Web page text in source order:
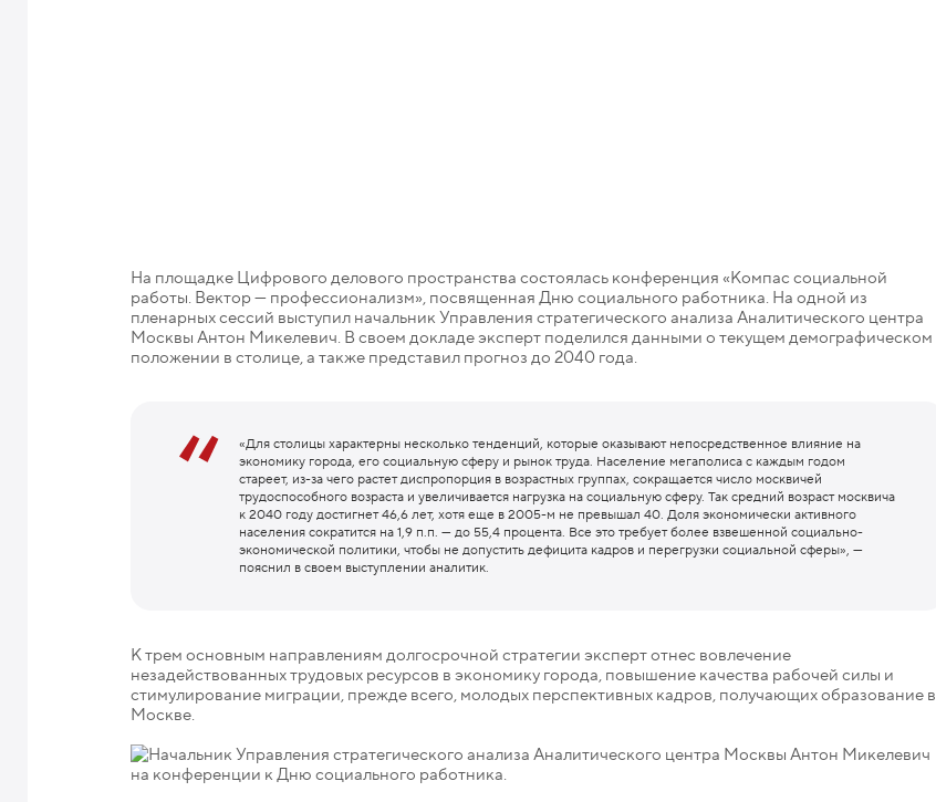
На площадке Цифрового делового пространства состоялась конференция «Компас социальной
работы. Вектор — профессионализм», посвященная Дню социального работника. На одной из
пленарных сессий выступил начальник Управления стратегического анализа Аналитического центра
Москвы Антон Микелевич. В своем докладе эксперт поделился данными о текущем демографическом
положении в столице, а также представил прогноз до 2040 года.
«Для столицы характерны несколько тенденций, которые оказывают непосредственное влияние на
экономику города, его социальную сферу и рынок труда. Население мегаполиса с каждым годом
стареет, из-за чего растет диспропорция в возрастных группах, сокращается число москвичей
трудоспособного возраста и увеличивается нагрузка на социальную сферу. Так средний возраст москвича
к 2040 году достигнет 46,6 лет, хотя еще в 2005-м не превышал 40. Доля экономически активного
населения сократится на 1,9 п.п. — до 55,4 процента. Все это требует более взвешенной социально-
экономической политики, чтобы не допустить дефицита кадров и перегрузки социальной сферы», —
пояснил в своем выступлении аналитик.
К трем основным направлениям долгосрочной стратегии эксперт отнес вовлечение
незадействованных трудовых ресурсов в экономику города, повышение качества рабочей силы и
стимулирование миграции, прежде всего, молодых перспективных кадров, получающих образование в
Москве.